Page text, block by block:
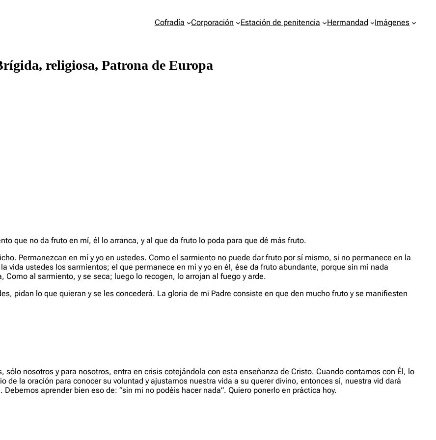
Cofradía Corporación Estación de penitencia Hermandad Imágenes
religiosa, Patrona de Europa
que no da fruto en mí, él lo arranca, y al que da fruto lo poda para que dé más fruto.
Permanezcan en mí y yo en ustedes. Como el sarmiento no puede dar fruto por sí mismo, si no permanece en la
vida ustedes los sarmientos; el que permanece en mí y yo en él, ése da fruto abundante, porque sin mí nada
Como al sarmiento, y se seca; luego lo recogen, lo arrojan al fuego y arde.
pidan lo que quieran y se les concederá. La gloria de mi Padre consiste en que den mucho fruto y se manifiesten
nosotros y para nosotros, entra en crisis cotejándola con esta enseñanza de Cristo. Cuando contamos con Él, lo
la oración para conocer su voluntad y ajustamos nuestra vida a su querer divino, entonces sí, nuestra vid dará
aprender bien eso de: “sin mi no podéis hacer nada”. Quiero ponerlo en práctica hoy.